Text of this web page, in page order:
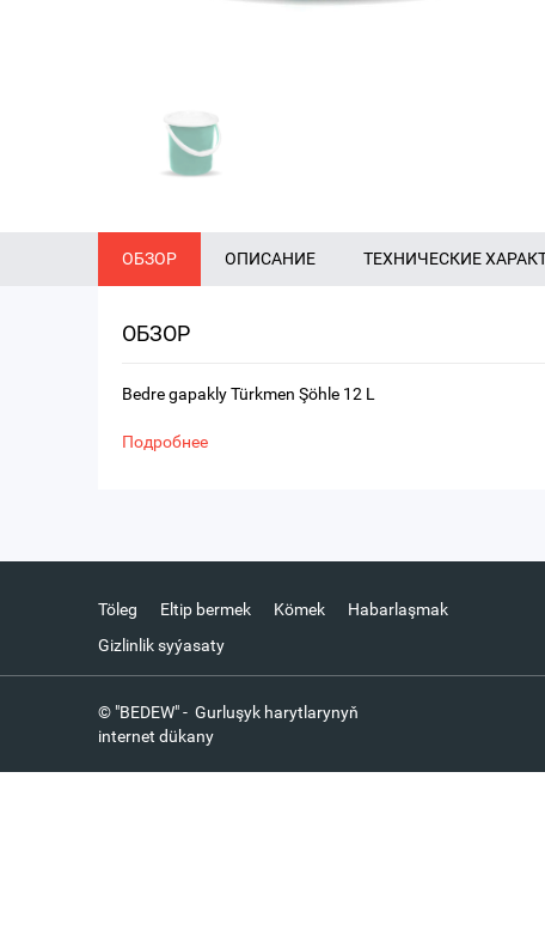
ОБЗОР ОПИСАНИЕ ТЕХНИЧЕСКИЕ
ОБЗОР
Bedre gapakly Türkmen Şöhle 12 L
Подробнее
Töleg Eltip bermek Kömek
Habarlaşmak
Gizlinlik syýasaty
© "BEDEW" - Gurluşyk harytlarynyň
internet dükany